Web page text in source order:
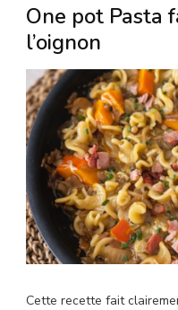
One pot Pasta
l’oignon
Cette recette fait